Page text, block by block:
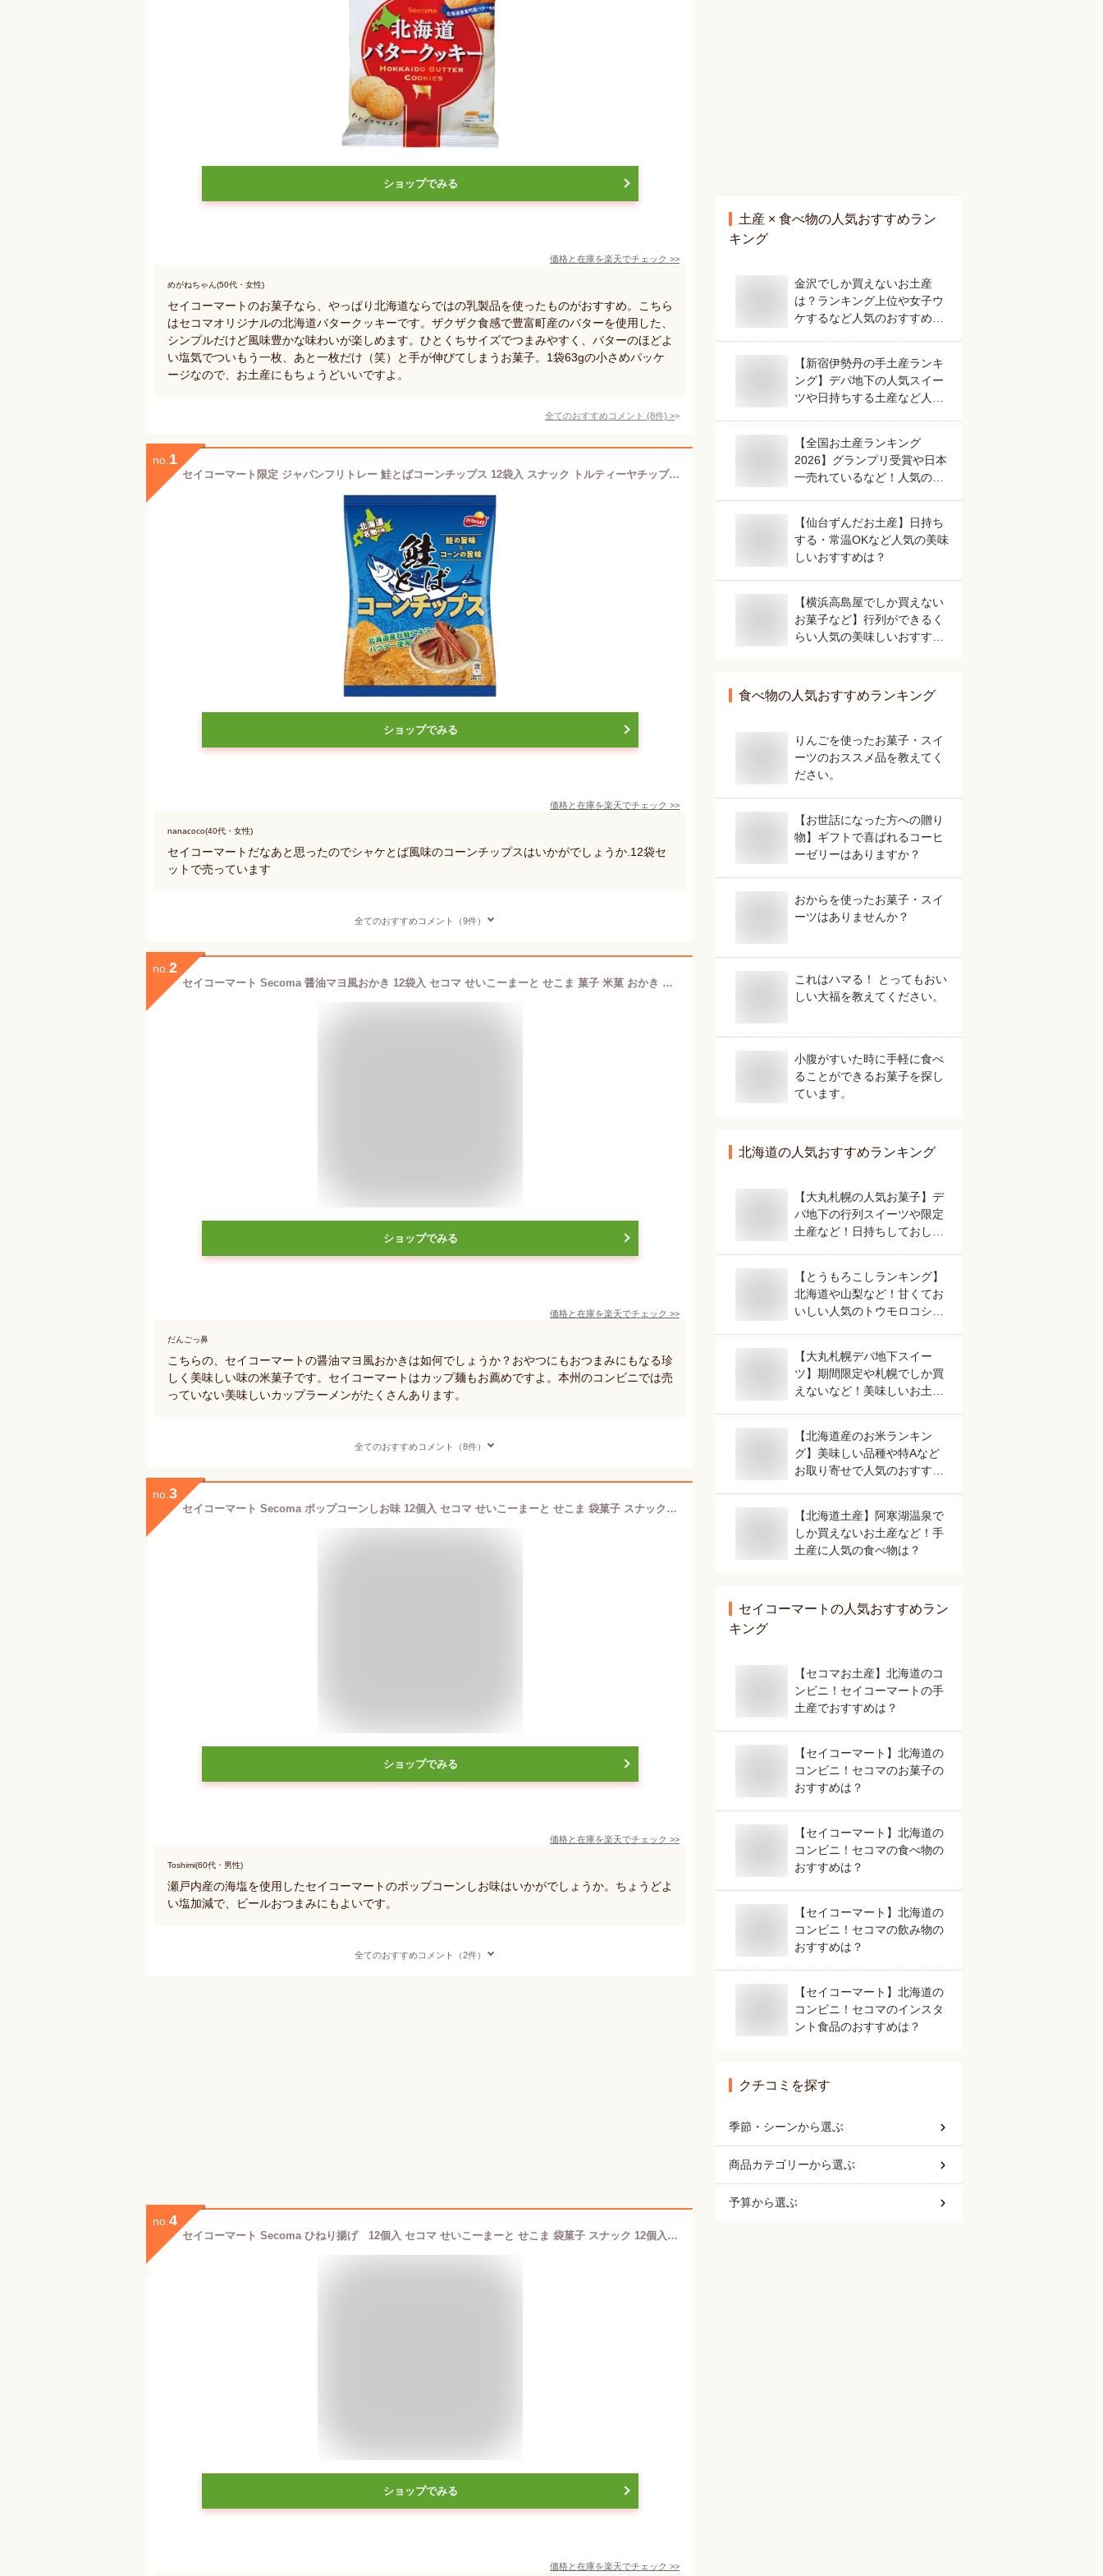
ショップでみる
価格と在庫を楽天でチェック >>
めがねちゃん(50代・女性)
セイコーマートのお菓子なら、やっぱり北海道ならではの乳製品を使ったものがおすすめ。こちら
はセコマオリジナルの北海道バタークッキーです。ザクザク食感で豊富町産のバターを使用した、
シンプルだけど風味豊かな味わいが楽しめます。ひとくちサイズでつまみやすく、バターのほどよ
い塩気でついもう一枚、あと一枚だけ（笑）と手が伸びてしまうお菓子。1袋63gの小さめパッケ
ージなので、お土産にもちょうどいいですよ。
全てのおすすめコメント (8件) >
no. 1
セイコーマート限定 ジャパンフリトレー 鮭とばコーンチップス 12袋入 スナック トルティーヤチップス 菓子 ケース 送料無料
ショップでみる
価格と在庫を楽天でチェック >>
nanacoco(40代・女性)
セイコーマートだなあと思ったのでシャケとば風味のコーンチップスはいかがでしょうか.12袋セ
ットで売っています
全てのおすすめコメント（9件）
no. 2
セイコーマート Secoma 醤油マヨ風おかき 12袋入 セコマ せいこーまーと せこま 菓子 米菓 おかき 醤油マヨ 送料無料 ケース
ショップでみる
価格と在庫を楽天でチェック >>
だんごっ鼻
こちらの、セイコーマートの醤油マヨ風おかきは如何でしょうか？おやつにもおつまみにもなる珍
しく美味しい味の米菓子です。セイコーマートはカップ麺もお薦めですよ。本州のコンビニでは売
っていない美味しいカップラーメンがたくさんあります。
全てのおすすめコメント（8件）
no. 3
セイコーマート Secoma ポップコーンしお味 12個入 セコマ せいこーまーと せこま 袋菓子 スナック 瀬戸内産海塩 お菓子 袋菓子 スナックケース 送料無料 ケース
ショップでみる
価格と在庫を楽天でチェック >>
Toshimi(60代・男性)
瀬戸内産の海塩を使用したセイコーマートのポップコーンしお味はいかがでしょうか。ちょうどよ
い塩加減で、ビールおつまみにもよいです。
全てのおすすめコメント（2件）
no. 4
セイコーマート Secoma ひねり揚げ 12個入 セコマ せいこーまーと せこま 袋菓子 スナック 12個入 お菓子 袋菓子 スナックケース 送料無料 ケース
ショップでみる
価格と在庫を楽天でチェック >>
土産 × 食べ物の人気おすすめラン
キング
金沢でしか買えないお土産
は？ランキング上位や女子ウ
ケするなど人気のおすすめを
【新宿伊勢丹の手土産ランキ
ング】デパ地下の人気スイー
ツや日持ちする土産など人気
【全国お土産ランキング
2026】グランプリ受賞や日本
一売れているなど！人気のご
【仙台ずんだお土産】日持ち
する・常温OKなど人気の美味
しいおすすめは？
【横浜高島屋でしか買えない
お菓子など】行列ができるく
らい人気の美味しいおすすめ
食べ物の人気おすすめランキング
りんごを使ったお菓子・スイ
ーツのおススメ品を教えてく
ださい。
【お世話になった方への贈り
物】ギフトで喜ばれるコーヒ
ーゼリーはありますか？
おからを使ったお菓子・スイ
ーツはありませんか？
これはハマる！ とってもおい
しい大福を教えてください。
小腹がすいた時に手軽に食べ
ることができるお菓子を探し
ています。
北海道の人気おすすめランキング
【大丸札幌の人気お菓子】デ
パ地下の行列スイーツや限定
土産など！日持ちしておしゃ
【とうもろこしランキング】
北海道や山梨など！甘くてお
いしい人気のトウモロコシの
【大丸札幌デパ地下スイー
ツ】期間限定や札幌でしか買
えないなど！美味しいお土産
【北海道産のお米ランキン
グ】美味しい品種や特Aなど
お取り寄せで人気のおすすめ
【北海道土産】阿寒湖温泉で
しか買えないお土産など！手
土産に人気の食べ物は？
セイコーマート の人気おすすめラン
キング
【セコマお土産】北海道のコ
ンビニ！セイコーマートの手
土産でおすすめは？
【セイコーマート】北海道の
コンビニ！セコマのお菓子の
おすすめは？
【セイコーマート】北海道の
コンビニ！セコマの食べ物の
おすすめは？
【セイコーマート】北海道の
コンビニ！セコマの飲み物の
おすすめは？
【セイコーマート】北海道の
コンビニ！セコマのインスタ
ント食品のおすすめは？
クチコミを探す
季節・シーンから選ぶ
商品カテゴリーから選ぶ
予算から選ぶ